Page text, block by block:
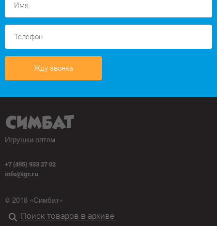
Жду звонка
Игрушки оптом
+7 (495) 933 27 02
info@igr.ru
© 2018 «Симбат»